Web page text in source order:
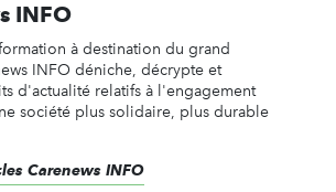
INFO
à destination du grand
INFO déniche, décrypte et
d'actualité relatifs à l'engagement
société plus solidaire, plus durable
Carenews INFO